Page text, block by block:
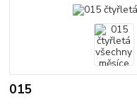
015